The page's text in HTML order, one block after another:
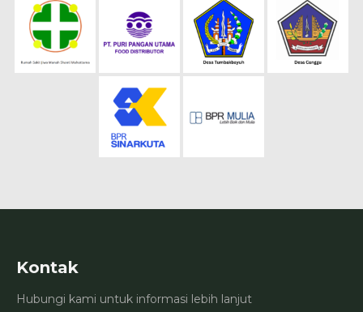
Kontak
Hubungi kami untuk informasi lebih lanjut